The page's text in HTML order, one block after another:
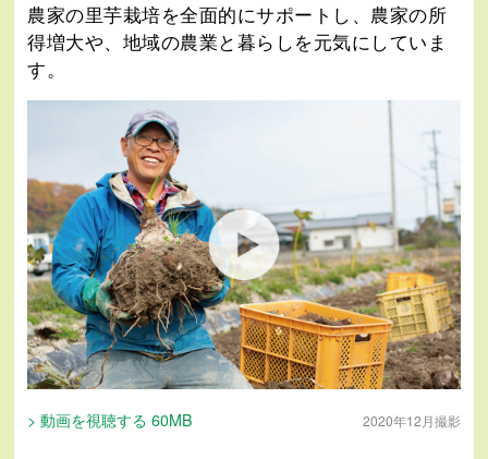
農家の里芋栽培を全面的にサポートし、農家の所
得増大や、地域の農業と暮らしを元気にしていま
す。
> 動画を視聴する 60MB 2020年12月撮影